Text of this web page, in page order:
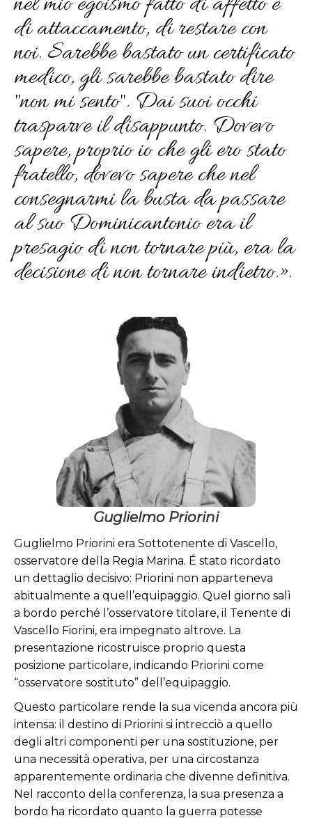
di attaccamento, di restare con
noi. Sarebbe bastato un certificato
medico, gli sarebbe bastato dire
"non mi sento". Dai suoi occhi
trasparve il disappunto. Dovevo
sapere, proprio io che gli ero stato
fratello, dovevo sapere che nel
consegnarmi la busta da passare
al suo Dominicantonio era il
presagio di non tornare più, era la
decisione di non tornare indietro.».
Guglielmo
Priorini
S.Ten. Vascello
Osservatore
Medaglia d’Argento al Valor
Militare
Guglielmo Priorini
Guglielmo Priorini era Sottotenente di Vascello,
osservatore della Regia Marina. É stato ricordato
un dettaglio decisivo: Priorini non apparteneva
abitualmente a quell’equipaggio. Quel giorno salì
a bordo perché l’osservatore titolare, il Tenente di
Vascello Fiorini, era impegnato altrove. La
presentazione ricostruisce proprio questa
posizione particolare, indicando Priorini come
“osservatore sostituto” dell’equipaggio.
Questo particolare rende la sua vicenda ancora più
intensa: il destino di Priorini si intrecciò a quello
degli altri componenti per una sostituzione, per
una necessità operativa, per una circostanza
apparentemente ordinaria che divenne definitiva.
Nel racconto della conferenza, la sua presenza a
bordo ha ricordato quanto la guerra potesse